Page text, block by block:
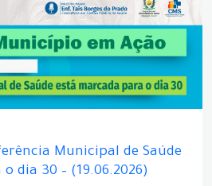
Municipal de Saúde
dia 30 – (19.06.2026)